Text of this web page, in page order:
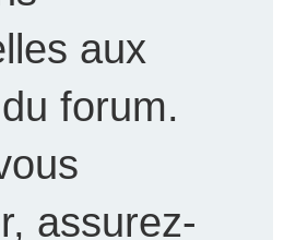
aux
forum.
assurez-